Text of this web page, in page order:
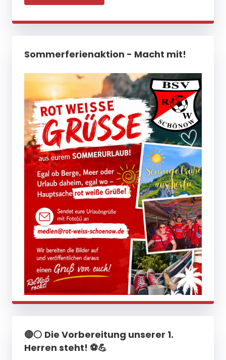
Sommerferienaktion - Macht mit!
🔴⚪ Die Vorbereitung unserer 1.
Herren steht! ⚽💪